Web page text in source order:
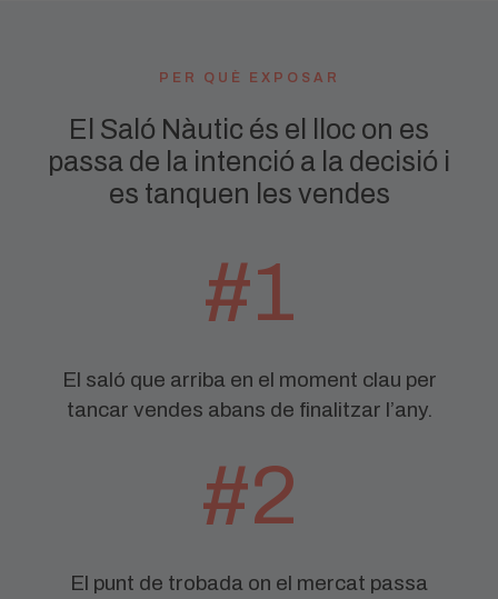
PER QUÈ EXPOSAR
El Saló Nàutic és el lloc on es
passa de la intenció a la decisió i
es tanquen les vendes
#1
El saló que arriba en el moment clau per
tancar vendes abans de finalitzar l’any.
#2
El punt de trobada on el mercat passa